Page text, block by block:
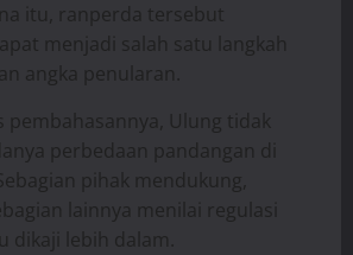
itu, ranperda tersebut
menjadi salah satu langkah
angka penularan.
pembahasannya, Ulung tidak
perbedaan pandangan di
pihak mendukung,
lainnya menilai regulasi
dikaji lebih dalam.